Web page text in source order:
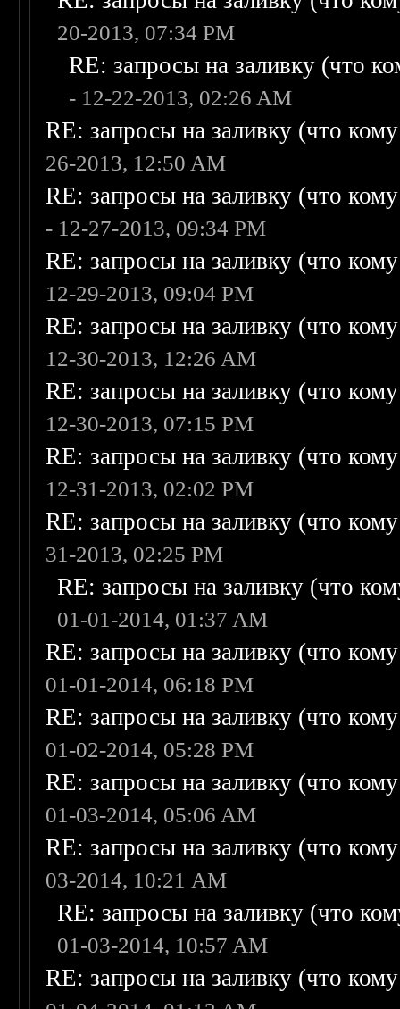
20-2013, 07:34 PM
RE: запросы на заливку (что
- 12-22-2013, 02:26 AM
RE: запросы на заливку (что
26-2013, 12:50 AM
RE: запросы на заливку (что
- 12-27-2013, 09:34 PM
RE: запросы на заливку (что
12-29-2013, 09:04 PM
RE: запросы на заливку (что
12-30-2013, 12:26 AM
RE: запросы на заливку (что
12-30-2013, 07:15 PM
RE: запросы на заливку (что
12-31-2013, 02:02 PM
RE: запросы на заливку (что
31-2013, 02:25 PM
RE: запросы на заливку (что
01-01-2014, 01:37 AM
RE: запросы на заливку (что
01-01-2014, 06:18 PM
RE: запросы на заливку (что
01-02-2014, 05:28 PM
RE: запросы на заливку (что
01-03-2014, 05:06 AM
RE: запросы на заливку (что
03-2014, 10:21 AM
RE: запросы на заливку (что
01-03-2014, 10:57 AM
RE: запросы на заливку (что